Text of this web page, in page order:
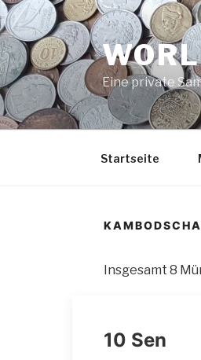
Zum
Inhalt
springen
Eine private
Startseite
KAMBODSCHA
Insgesamt 8
10 Sen